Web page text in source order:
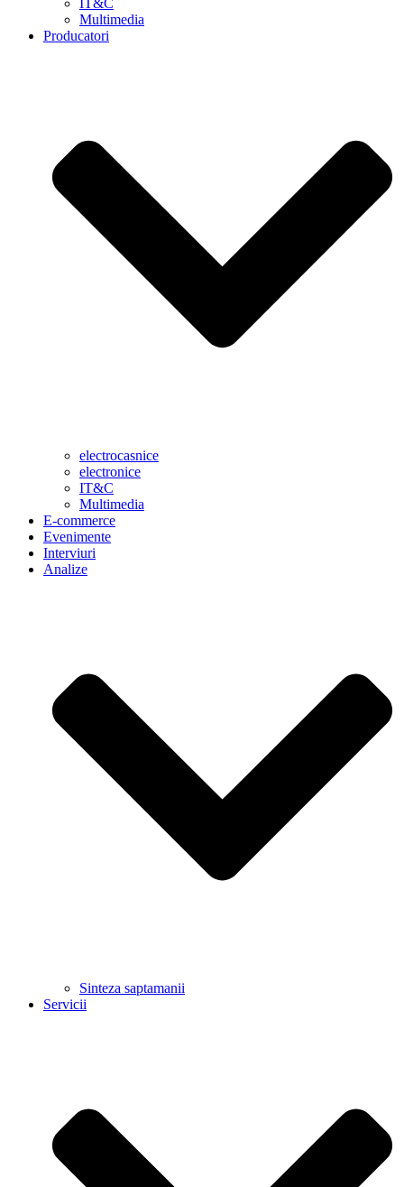
IT&C
Multimedia
Producatori
electrocasnice
electronice
IT&C
Multimedia
E-commerce
Evenimente
Interviuri
Analize
Sinteza saptamanii
Servicii